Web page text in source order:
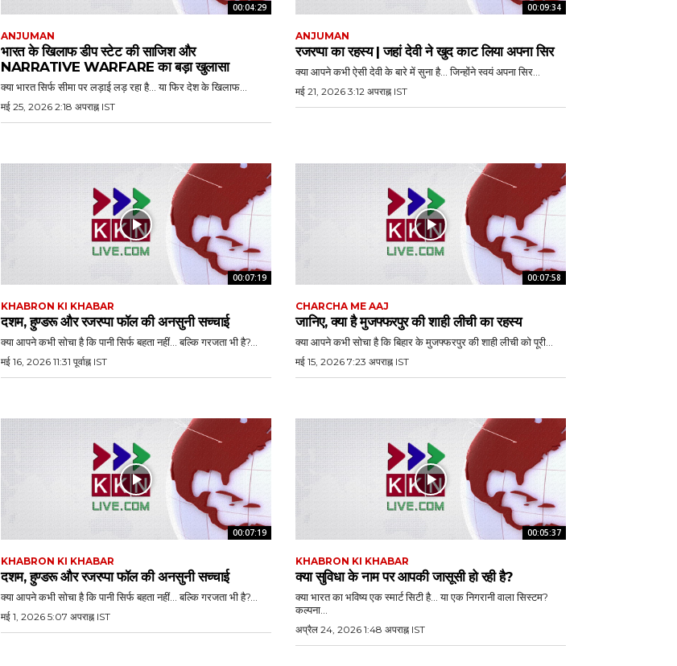
00:04:29
ANJUMAN
भारत के खिलाफ डीप स्टेट की साजिश और
NARRATIVE WARFARE का बड़ा खुलासा
क्या भारत सिर्फ सीमा पर लड़ाई लड़ रहा है… या फिर देश के खिलाफ...
मई 25, 2026 2:18 अपराह्न IST
00:09:34
ANJUMAN
रजरप्पा का रहस्य | जहां देवी ने खुद काट लिया अपना सिर
क्या आपने कभी ऐसी देवी के बारे में सुना है… जिन्होंने स्वयं अपना सिर...
मई 21, 2026 3:12 अपराह्न IST
00:07:19
KHABRON KI KHABAR
दशम, हुण्डरू और रजरप्पा फॉल की अनसुनी सच्चाई
क्या आपने कभी सोचा है कि पानी सिर्फ बहता नहीं… बल्कि गरजता भी है?...
मई 16, 2026 11:31 पूर्वाह्न IST
00:07:58
CHARCHA ME AAJ
जानिए, क्या है मुजफ्फरपुर की शाही लीची का रहस्य
क्या आपने कभी सोचा है कि बिहार के मुजफ्फरपुर की शाही लीची को पूरी...
मई 15, 2026 7:23 अपराह्न IST
00:07:19
KHABRON KI KHABAR
दशम, हुण्डरू और रजरप्पा फॉल की अनसुनी सच्चाई
क्या आपने कभी सोचा है कि पानी सिर्फ बहता नहीं… बल्कि गरजता भी है?...
मई 1, 2026 5:07 अपराह्न IST
00:05:37
KHABRON KI KHABAR
क्या सुविधा के नाम पर आपकी जासूसी हो रही है?
क्या भारत का भविष्य एक स्मार्ट सिटी है… या एक निगरानी वाला सिस्टम?
कल्पना...
अप्रैल 24, 2026 1:48 अपराह्न IST